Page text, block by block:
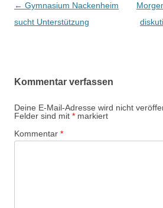
Beitrags-
Navigation
← Gymnasium Nackenheim
sucht Unterstützung
Kommentar verfassen
Deine E-Mail-Adresse wird nicht
Felder sind mit * markiert
Kommentar *